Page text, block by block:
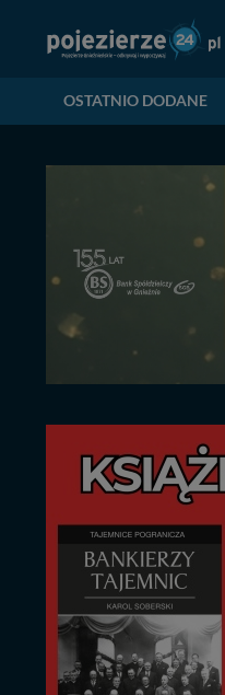
OSTATNIO DODANE